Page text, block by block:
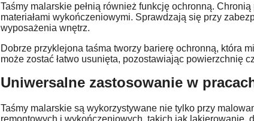
Taśmy malarskie pełnią również funkcję ochronną.
materiałami wykończeniowymi. Sprawdzają się przy
wyposażenia wnętrz.
Dobrze przyklejona taśma tworzy barierę ochronną, która
może zostać łatwo usunięta, pozostawiając powierzchnię
Uniwersalne zastosowanie w
Taśmy malarskie są wykorzystywane nie tylko przy
remontowych i wykończeniowych, takich jak lakierowanie,